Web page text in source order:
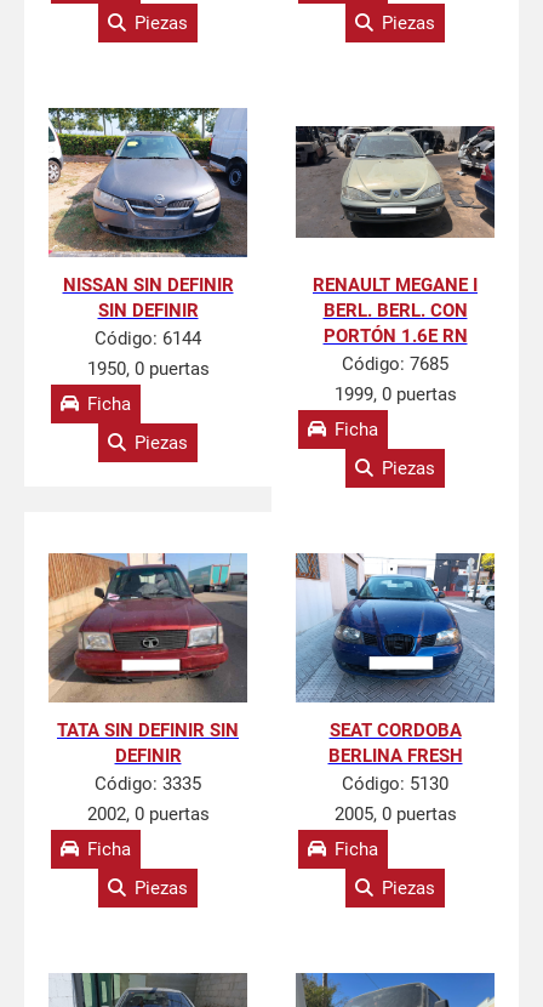
Piezas
Piezas
NISSAN SIN DEFINIR
SIN DEFINIR
Código: 6144
1950, 0 puertas
Ficha
Piezas
RENAULT MEGANE I
BERL. BERL. CON
PORTÓN 1.6E RN
Código: 7685
1999, 0 puertas
Ficha
Piezas
TATA SIN DEFINIR SIN
DEFINIR
Código: 3335
2002, 0 puertas
Ficha
Piezas
SEAT CORDOBA
BERLINA FRESH
Código: 5130
2005, 0 puertas
Ficha
Piezas